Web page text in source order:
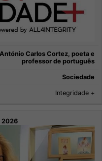
Carlos Cortez, poeta e
professor de português
Sociedade
Integridade +